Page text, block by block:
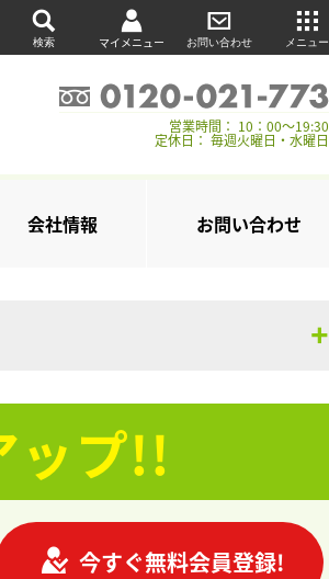
検索 マイメニュー お問い合わせ メニュー
営業時間： 10：00～19:30
定休日： 毎週火曜日・水曜日
会社情報 お問い合わせ
ップ!!
今すぐ無料会員登録!